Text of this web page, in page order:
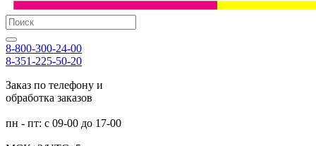
8-800-300-24-00
8-351-225-50-20
Заказ по телефону и
обработка заказов
пн - пт: с 09-00 до 17-00